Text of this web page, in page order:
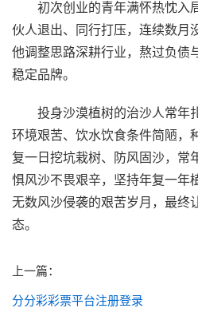
初次创业的青年满怀热忱入
伙人退出、同行打压，连续数月
他调整思路深耕行业，熬过负债
稳定品牌。
投身沙漠植树的治沙人常年
环境艰苦、饮水饮食条件简陋，
复一日挖坑栽树、防风固沙，常
惧风沙不畏艰辛，坚持年复一年
无数风沙侵袭的艰苦岁月，最终
态。
上一篇：
分分彩彩票平台注册登录